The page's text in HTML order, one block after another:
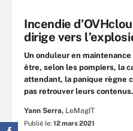
Incendie
dirige vers
Un onduleur en
être, selon les pompiers, la
attendant, la panique règne
pas retrouver leurs contenus.
Yann Serra, LeMagIT
Publié le: 12 mars 2021